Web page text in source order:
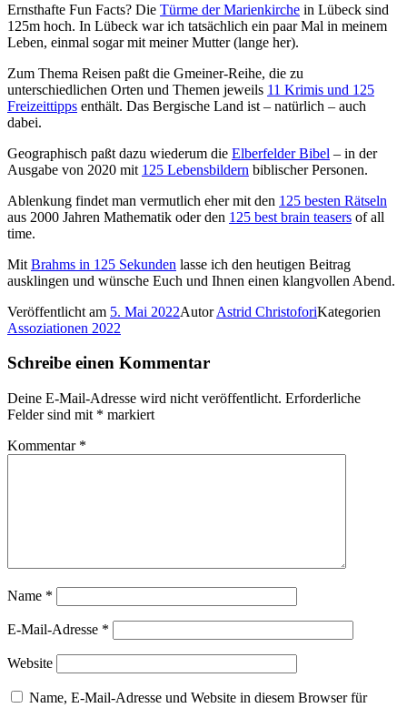
Ernsthafte Fun Facts? Die Türme der Marienkirche in Lübeck sind
125m hoch. In Lübeck war ich tatsächlich ein paar Mal in meinem
Leben, einmal sogar mit meiner Mutter (lange her).
Zum Thema Reisen paßt die Gmeiner-Reihe, die zu
unterschiedlichen Orten und Themen jeweils 11 Krimis und 125
Freizeittipps enthält. Das Bergische Land ist – natürlich – auch
dabei.
Geographisch paßt dazu wiederum die Elberfelder Bibel – in der
Ausgabe von 2020 mit 125 Lebensbildern biblischer Personen.
Ablenkung findet man vermutlich eher mit den 125 besten Rätseln
aus 2000 Jahren Mathematik oder den 125 best brain teasers of all
time.
Mit Brahms in 125 Sekunden lasse ich den heutigen Beitrag
ausklingen und wünsche Euch und Ihnen einen klangvollen Abend.
Veröffentlicht am 5. Mai 2022AutorAstrid ChristoforiKategorien
Assoziationen 2022
Schreibe einen Kommentar
Deine E-Mail-Adresse wird nicht veröffentlicht. Erforderliche
Felder sind mit * markiert
Kommentar *
Name *
E-Mail-Adresse *
Website
Name, E-Mail-Adresse und Website in diesem Browser für